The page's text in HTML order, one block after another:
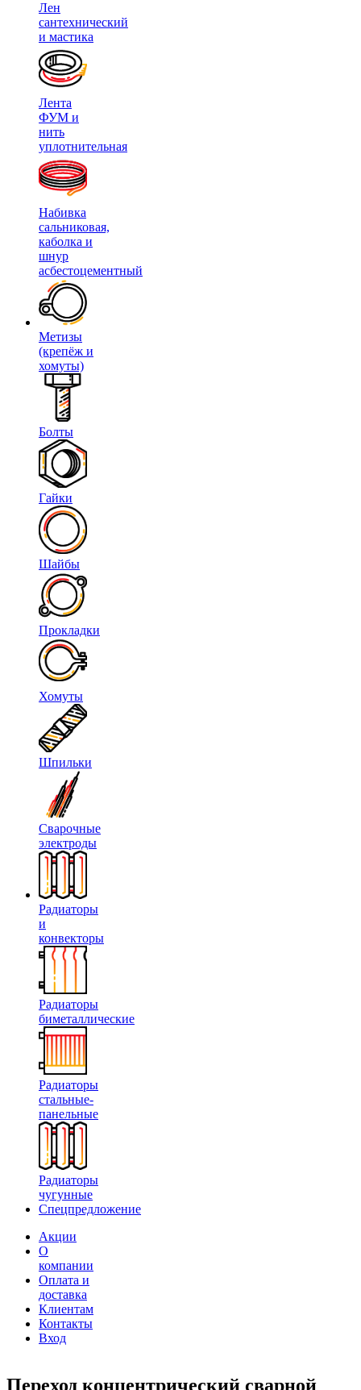
Лен
сантехнический
и мастика
Лента
ФУМ и
нить
уплотнительная
Набивка
сальниковая,
каболка и
шнур
асбестоцементный
Метизы
(крепёж и
хомуты)
Болты
Гайки
Шайбы
Прокладки
Хомуты
Шпильки
Сварочные
электроды
Радиаторы
и
конвекторы
Радиаторы
биметаллические
Радиаторы
стальные-
панельные
Радиаторы
чугунные
Спецпредложение
Акции
О
компании
Оплата и
доставка
Клиентам
Контакты
Вход
Переход концентрический сварной